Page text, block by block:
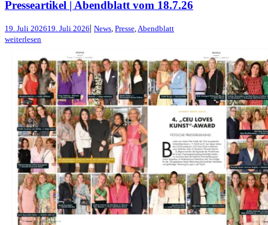
Presseartikel | Abendblatt vom 18.7.26
19. Juli 202619. Juli 2026| News, Presse,Abendblatt
weiterlesen